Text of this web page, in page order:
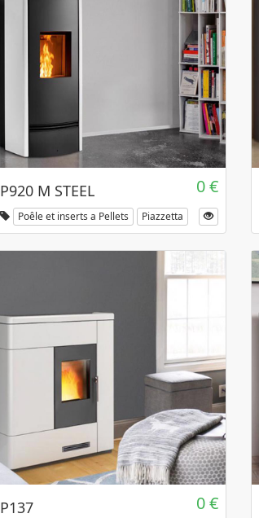
P920 M STEEL 0 €
Poêle et inserts a Pellets Piazzetta
P137 0 €